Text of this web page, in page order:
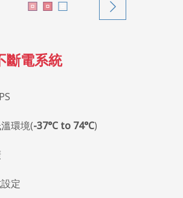
斷電系統
環境(-37°C to 74°C)
定